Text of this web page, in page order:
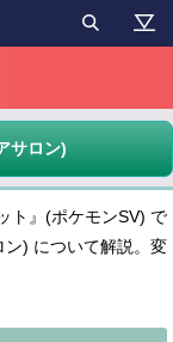
サロン)
ト』(ポケモンSV) で
) について解説。変